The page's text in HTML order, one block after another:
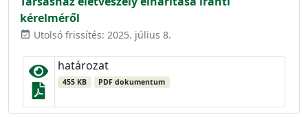
kérelméről
event_available Utolsó frissítés: 2025. július 8.
határozat
455 KB PDF dokumentum